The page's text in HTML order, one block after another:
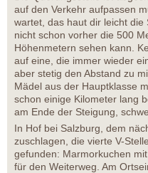
auf den Verkehr aufpassen
wartet, das haut dir leicht
nicht schon vorher die 500
Höhenmetern sehen kann.
auf eine, die immer wieder
aber stetig den Abstand zu
Mädel aus der Hauptklasse
schon einige Kilometer lang
am Ende der Steigung,
In Hof bei Salzburg, dem
zuschlagen, die vierte V-
gefunden: Marmorkuchen
für den Weiterweg. Am